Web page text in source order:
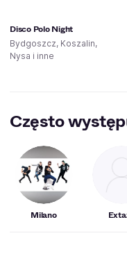
Disco Polo Night
Bydgoszcz, Koszalin,
Nysa i inne
Często
Milano